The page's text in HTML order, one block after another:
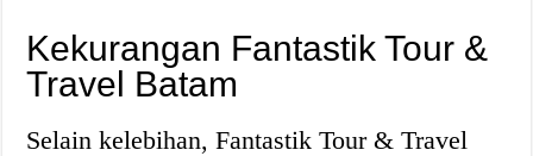
Kekurangan Fantastik Tour &
Travel Batam
Selain kelebihan, Fantastik Tour & Travel